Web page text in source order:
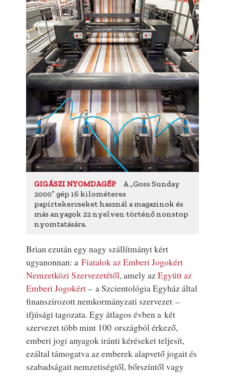
GIGÁSZI NYOMDAGÉP
A „Goss Sunday
2000” gép 16 kilométeres
papírtekercseket használ a magazinok és
más anyagok 22 nyelven történő nonstop
nyomtatására.
Brian ezután egy nagy szállítmányt kért
ugyanonnan: aFiatalok az Emberi Jogokért
Nemzetközi Szervezetétől, amely azEgyütt az
Emberi Jogokért– aSzcientológia Egyházáltal
finanszírozott nemkormányzati szervezet –
ifjúsági tagozata. Egy átlagos évben a két
szervezet több mint 100 országból érkező,
emberi jogi anyagok iránti kéréseket teljesít,
ezáltal támogatva az emberek alapvető jogait és
szabadságait nemzetiségtől, bőrszíntől vagy